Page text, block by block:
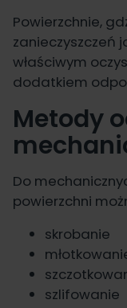
Powierzchnie,
zanieczyszczeń
właściwym
dodatkiem
Metody
Do
powierzchni
skrobanie
szlifowanie